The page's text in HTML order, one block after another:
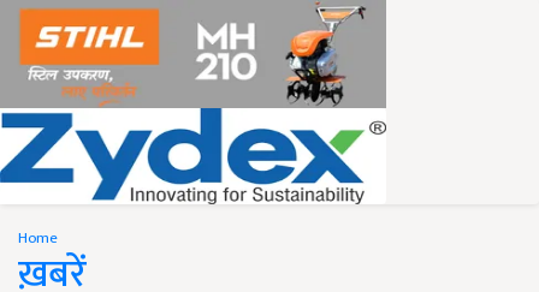
Home
ख़बरें